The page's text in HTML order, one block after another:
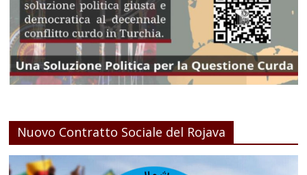
Nuovo Contratto Sociale del Rojava